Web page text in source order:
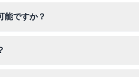
能ですか？